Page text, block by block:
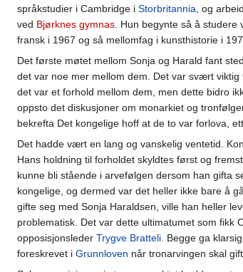
språkstudier i Cambridge i Storbritannia, og
ved Bjørknes gymnas. Hun begynte så å studere
fransk i 1967 og så mellomfag i kunsthistorie i
Det første møtet mellom Sonja og Harald fant
det var noe mer mellom dem. Det var svært
det var et forhold mellom dem, men dette bidro
oppsto det diskusjoner om monarkiet og
bekrefta Det kongelige hoff at de to var forlova,
Det hadde vært en lang og vanskelig ventetid.
Hans holdning til forholdet skyldtes først og
kunne bli stående i arvefølgen dersom han gifta
kongelige, og dermed var det heller ikke bare å
gifte seg med Sonja Haraldsen, ville han heller
problematisk. Det var dette ultimatumet som fikk
opposisjonsleder Trygve Bratteli. Begge ga
foreskrevet i Grunnloven når tronarvingen skal